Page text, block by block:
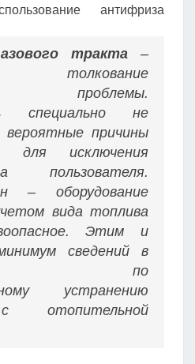
антифриза
тракта –
толкование
проблемы.
специально не
вероятные причины
для исключения
пользователя.
– оборудование
вида топлива
Этим и
сведений в
по
устранению
отопительной